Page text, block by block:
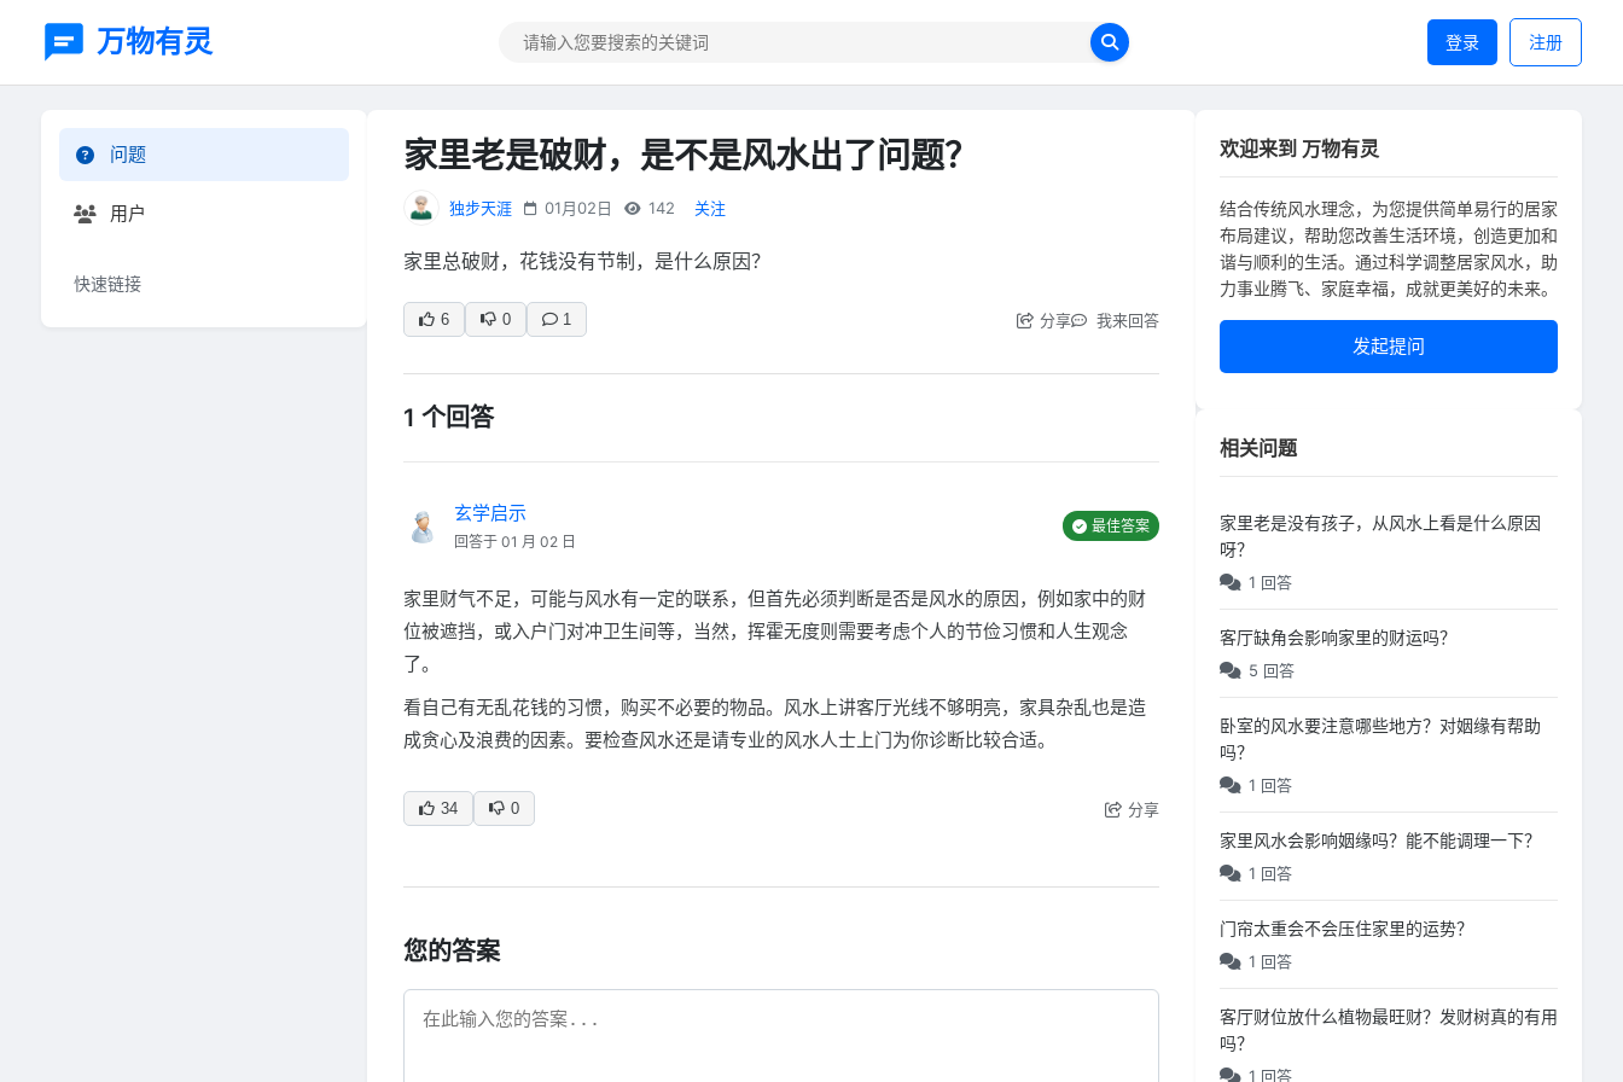
万物有灵 登录 注册
问题
用户
快速链接
家里老是破财，是不是风水出了问题？
独步天涯 01月02日 142 关注
家里总破财，花钱没有节制，是什么原因？
6 0 1 分享 我来回答
1 个回答
玄学启示
回答于 01 月 02 日
最佳答案
家里财气不足，可能与风水有一定的联系，但首先必须判断是否是风水的原因，例如家中的财
位被遮挡，或入户门对冲卫生间等，当然，挥霍无度则需要考虑个人的节俭习惯和人生观念
了。
看自己有无乱花钱的习惯，购买不必要的物品。风水上讲客厅光线不够明亮，家具杂乱也是造
成贪心及浪费的因素。要检查风水还是请专业的风水人士上门为你诊断比较合适。
34 0 分享
您的答案
欢迎来到 万物有灵
结合传统风水理念，为您提供简单易行的居家
布局建议，帮助您改善生活环境，创造更加和
谐与顺利的生活。通过科学调整居家风水，助
力事业腾飞、家庭幸福，成就更美好的未来。
发起提问
相关问题
家里老是没有孩子，从风水上看是什么原因
呀？
1 回答
客厅缺角会影响家里的财运吗？
5 回答
卧室的风水要注意哪些地方？对姻缘有帮助
吗？
1 回答
家里风水会影响姻缘吗？能不能调理一下？
1 回答
门帘太重会不会压住家里的运势？
1 回答
客厅财位放什么植物最旺财？发财树真的有用
吗？
1 回答